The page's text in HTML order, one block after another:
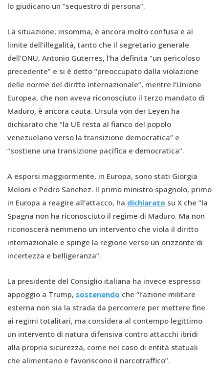
lo giudicano un “sequestro di persona”.
La situazione, insomma, è ancora molto confusa e al
limite dell’illegalità, tanto che il segretario generale
dell’ONU, Antonio Guterres, l’ha definita “un pericoloso
precedente” e si è detto “preoccupato dalla violazione
delle norme del diritto internazionale”, mentre l’Unione
Europea, che non aveva riconosciuto il terzo mandato di
Maduro, è ancora cauta. Ursula von der Leyen ha
dichiarato che “la UE resta al fianco del popolo
venezuelano verso la transizione democratica” e
“sostiene una transizione pacifica e democratica”.
A esporsi maggiormente, in Europa, sono stati Giorgia
Meloni e Pedro Sanchez. Il primo ministro spagnolo, primo
in Europa a reagire all’attacco, ha dichiarato su X che “la
Spagna non ha riconosciuto il regime di Maduro. Ma non
riconoscerà nemmeno un intervento che viola il diritto
internazionale e spinge la regione verso un orizzonte di
incertezza e belligeranza”.
La presidente del Consiglio italiana ha invece espresso
appoggio a Trump, sostenendo che “l’azione militare
esterna non sia la strada da percorrere per mettere fine
ai regimi totalitari, ma considera al contempo legittimo
un intervento di natura difensiva contro attacchi ibridi
alla propria sicurezza, come nel caso di entità statuali
che alimentano e favoriscono il narcotraffico”.